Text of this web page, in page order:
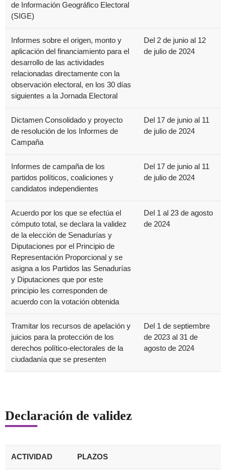
de Información Geográfico Electoral
(SIGE)
Informes sobre el origen, monto y
aplicación del financiamiento para el
desarrollo de las actividades
relacionadas directamente con la
observación electoral, en los 30 días
siguientes a la Jornada Electoral
Del 2 de junio al 12
de julio de 2024
Dictamen Consolidado y proyecto
de resolución de los Informes de
Campaña
Del 17 de junio al 11
de julio de 2024
Informes de campaña de los
partidos políticos, coaliciones y
candidatos independientes
Del 17 de junio al 11
de julio de 2024
Acuerdo por los que se efectúa el
cómputo total, se declara la validez
de la elección de Senadurías y
Diputaciones por el Principio de
Representación Proporcional y se
asigna a los Partidos las Senadurías
y Diputaciones que por este
principio les corresponden de
acuerdo con la votación obtenida
Del 1 al 23 de agosto
de 2024
Tramitar los recursos de apelación y
juicios para la protección de los
derechos político-electorales de la
ciudadanía que se presenten
Del 1 de septiembre
de 2023 al 31 de
agosto de 2024
Declaración de validez
ACTIVIDAD PLAZOS